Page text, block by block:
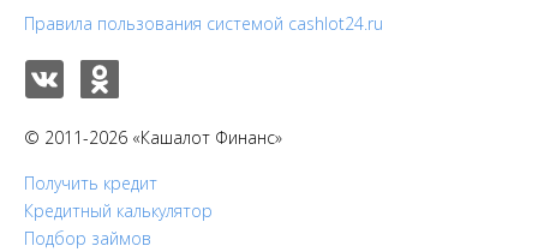
Правила пользования системой cashlot24.ru
© 2011-2026 «Кашалот Финанс»
Получить кредит
Кредитный калькулятор
Подбор займов